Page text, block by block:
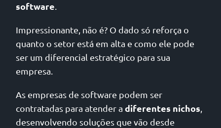
software.
Impressionante, não é? O dado só reforça o
quanto o setor está em alta e como ele pode
ser um diferencial estratégico para sua
empresa.
As empresas de software podem ser
contratadas para atender a diferentes nichos,
desenvolvendo soluções que vão desde